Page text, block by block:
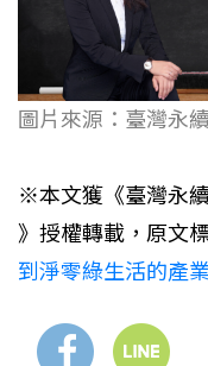
圖片來源：臺灣永
※本文獲《臺灣永
》授權轉載，原文
到淨零綠生活的產